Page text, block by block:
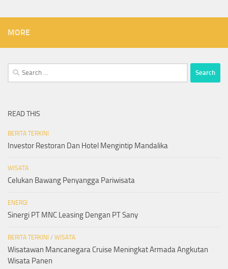
MORE
Search
for:
READ THIS
BERITA TERKINI
Investor Restoran Dan Hotel Mengintip Mandalika
WISATA
Celukan Bawang Penyangga Pariwisata
ENERGI
Sinergi PT MNC Leasing Dengan PT Sany
BERITA TERKINI / WISATA
Wisatawan Mancanegara Cruise Meningkat Armada Angkutan
Wisata Panen